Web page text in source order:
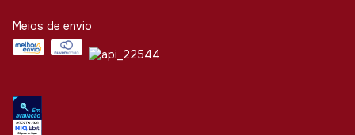
Meios de envio